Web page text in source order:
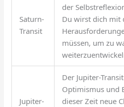
Saturn-
Transit
der
Du wirst dich mit
müssen, um zu
Jupiter-
Der Jupiter-
Optimismus und
dieser Zeit neue